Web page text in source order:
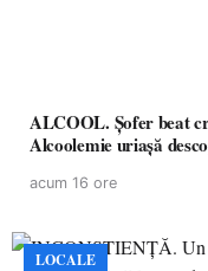
ALCOOL. Șofer beat
Alcoolemie uriașă
acum 16 ore
LOCALE